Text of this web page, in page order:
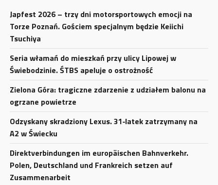
Japfest 2026 – trzy dni motorsportowych emocji na
Torze Poznań. Gościem specjalnym będzie Keiichi
Tsuchiya
Seria włamań do mieszkań przy ulicy Lipowej w
Świebodzinie. ŚTBS apeluje o ostrożność
Zielona Góra: tragiczne zdarzenie z udziałem balonu na
ogrzane powietrze
Odzyskany skradziony Lexus. 31‑latek zatrzymany na
A2 w Świecku
Direktverbindungen im europäischen Bahnverkehr.
Polen, Deutschland und Frankreich setzen auf
Zusammenarbeit